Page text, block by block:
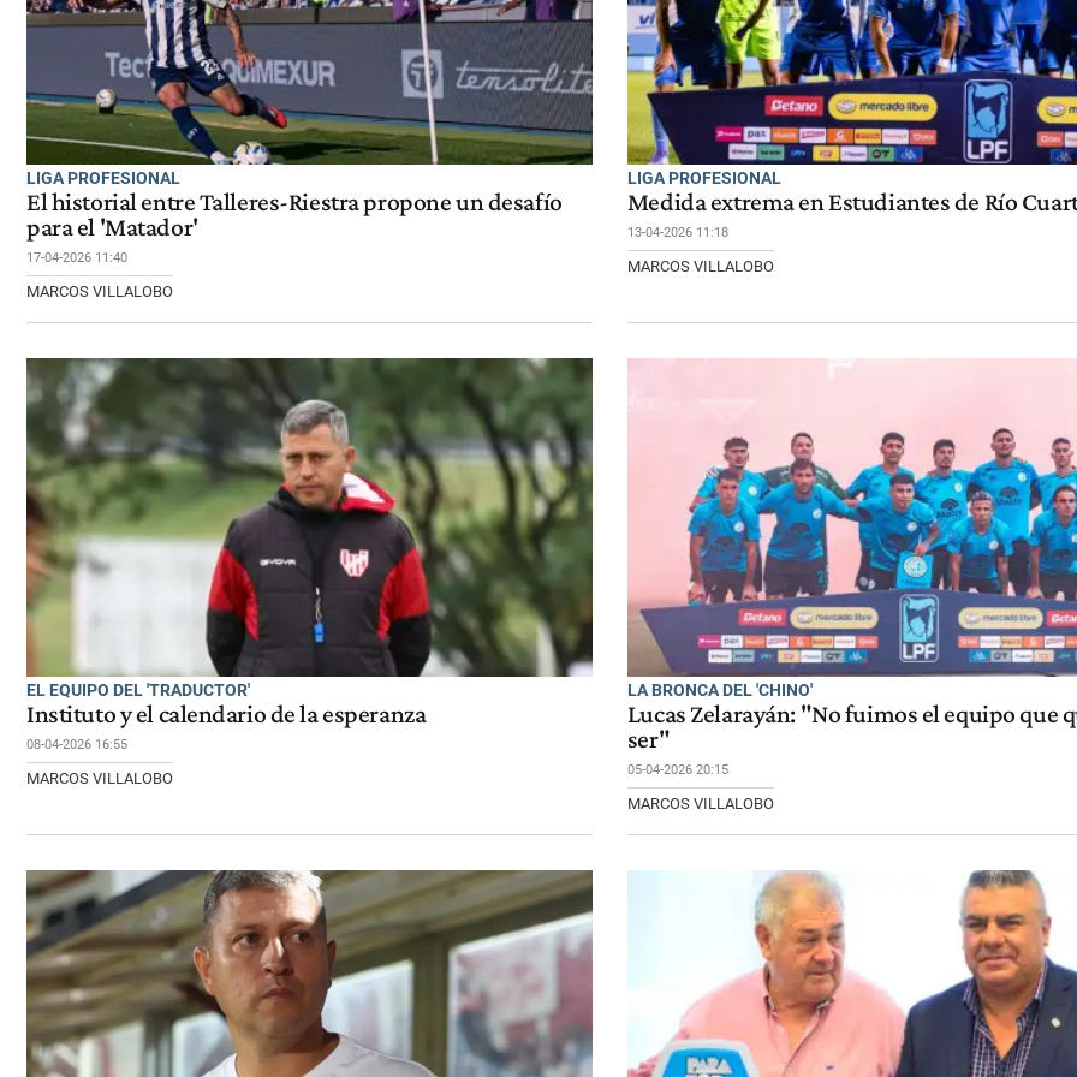
LIGA PROFESIONAL
El historial entre Talleres-Riestra propone un desafío
para el 'Matador'
17-04-2026 11:40
MARCOS VILLALOBO
LIGA PROFESIONAL
Medida extrema en Estudiantes de Río
13-04-2026 11:18
MARCOS VILLALOBO
EL EQUIPO DEL 'TRADUCTOR'
Instituto y el calendario de la esperanza
08-04-2026 16:55
MARCOS VILLALOBO
LA BRONCA DEL 'CHINO'
Lucas Zelarayán: "No fuimos el equipo que
ser"
05-04-2026 20:15
MARCOS VILLALOBO